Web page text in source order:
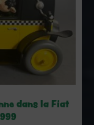
dans la Fiat